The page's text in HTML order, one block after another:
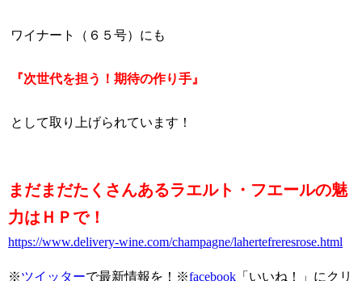
ワイナート（６５号）にも
『次世代を担う！期待の作り手』
として取り上げられています！
まだまだたくさんあるラエルト・フエールの魅
力はＨＰで！
https://www.delivery-wine.com/champagne/lahertefreresrose.html
※ツイッターで最新情報を！※facebook 「いいね！」にクリ